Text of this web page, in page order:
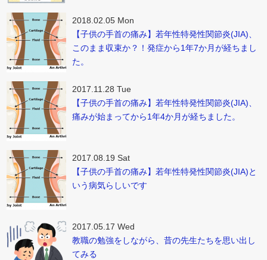
2018.02.05 Mon
【子供の手首の痛み】若年性特発性関節炎(JIA)、
このまま収束か？！発症から1年7か月が経ちまし
た。
2017.11.28 Tue
【子供の手首の痛み】若年性特発性関節炎(JIA)、
痛みが始まってから1年4か月が経ちました。
2017.08.19 Sat
【子供の手首の痛み】若年性特発性関節炎(JIA)と
いう病気らしいです
2017.05.17 Wed
教職の勉強をしながら、昔の先生たちを思い出し
てみる